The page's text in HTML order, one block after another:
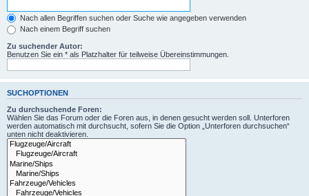
Nach allen Begriffen suchen oder Suche wie angegeben verwenden
Nach einem Begriff suchen
Zu suchender Autor:
Benutzen Sie ein * als Platzhalter für teilweise Übereinstimmungen.
SUCHOPTIONEN
Zu durchsuchende Foren:
Wählen Sie das Forum oder die Foren aus, in denen gesucht werden soll. Unterforen
werden automatisch mit durchsucht, sofern Sie die Option „Unterforen durchsuchen“
unten nicht deaktivieren.